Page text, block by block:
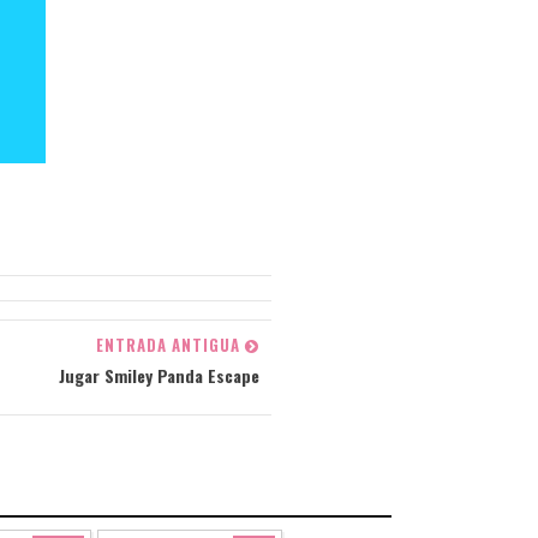
ENTRADA ANTIGUA
Jugar Smiley Panda Escape